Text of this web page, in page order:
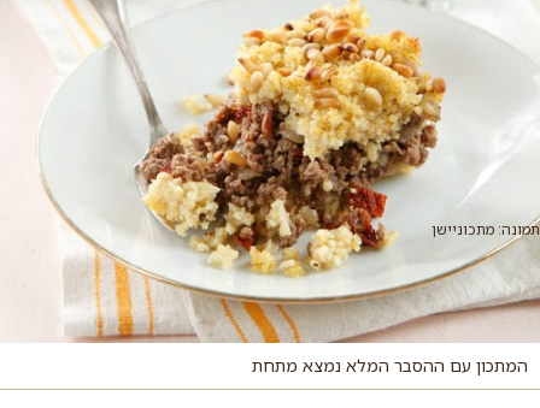
תמונה: מתכוניישן
המתכון עם ההסבר המלא נמצא מתחת